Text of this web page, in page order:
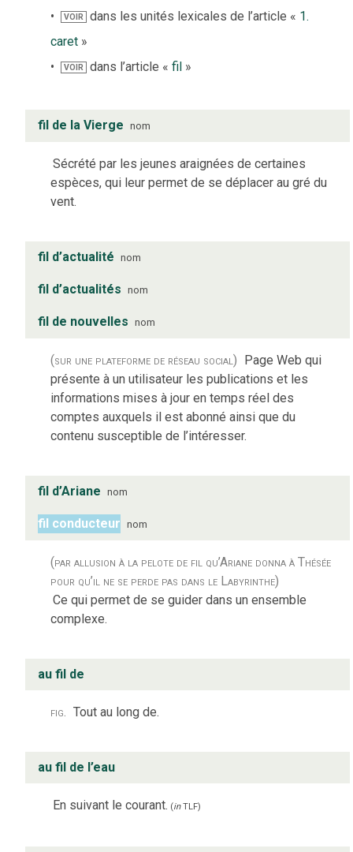
VOIR dans les unités lexicales de l’article « 1.
caret »
VOIR dans l’article «fil »
fil de la Vierge nom
Sécrété par les jeunes araignées de certaines
espèces, qui leur permet de se déplacer au gré du
vent.
fil d’actualité nom
fil d’actualités nom
fil de nouvelles nom
(sur une plateforme de réseau social) Page Web qui
présente à un utilisateur les publications et les
informations mises à jour en temps réel des
comptes auxquels il est abonné ainsi que du
contenu susceptible de l’intéresser.
fil d’Ariane nom
fil conducteur nom
(par allusion à la pelote de fil qu’Ariane donna à Thésée
pour qu’il ne se perde pas dans le Labyrinthe)
Ce qui permet de se guider dans un ensemble
complexe.
au fil de
fig. Tout au long de.
au fil de l’eau
En suivant le courant. (inTLF)